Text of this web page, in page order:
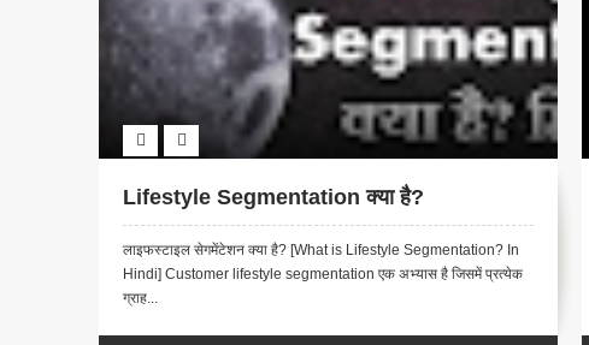
Lifestyle Segmentation क्या है?
लाइफस्टाइल सेगमेंटेशन क्या है? [What is Lifestyle Segmentation? In
Hindi] Customer lifestyle segmentation एक अभ्यास है जिसमें प्रत्येक
ग्राह...